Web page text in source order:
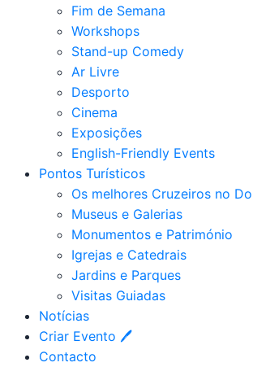
Fim de Semana
Workshops
Stand-up Comedy
Ar Livre
Desporto
Cinema
Exposições
English-Friendly Events
Pontos Turísticos
Os melhores Cruzeiros no
Museus e Galerias
Monumentos e Património
Igrejas e Catedrais
Jardins e Parques
Visitas Guiadas
Notícias
Criar Evento 🖊
Contacto